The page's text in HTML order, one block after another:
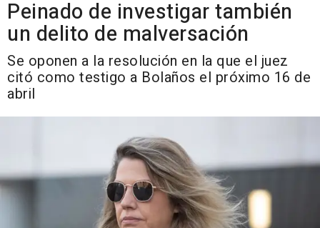
Peinado de investigar también
un delito de malversación
Se oponen a la resolución en la que el juez
citó como testigo a Bolaños el próximo 16 de
abril